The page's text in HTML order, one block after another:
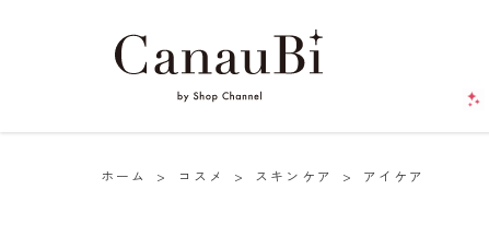
ホーム > コスメ > スキンケア > アイケア